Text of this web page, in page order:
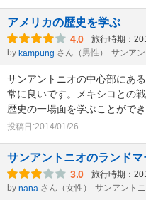
アメリカの歴史を学ぶ
4.0 旅行時期：
by kampung さん（男性） サンア
サンアントニオの中心部にあ
常に良いです。メキシコとの
歴史の一場面を学ぶことができ
投稿日:2014/01/26
サンアントニオのランドマ
3.0 旅行時期：
by nana さん（女性） サンアント